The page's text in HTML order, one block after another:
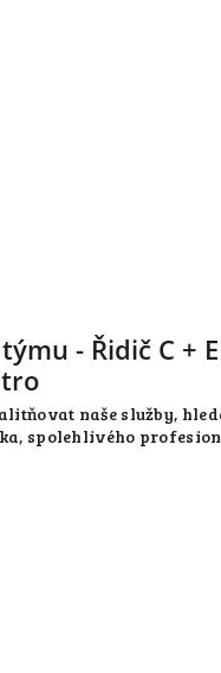
- Řidič C + E
naše služby,
spolehlivého